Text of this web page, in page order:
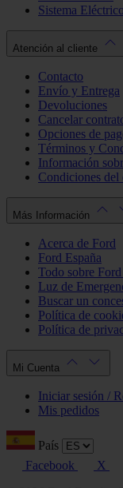
Sistema Eléctrico
Atención al cliente
Contacto
Envío y Entrega
Devoluciones
Cancelar
Opciones de
Términos y
Información
Condiciones del
Más Información
Acerca de Ford
Ford España
Todo sobre
Luz de
Buscar un
Política de
Política de
Mi Cuenta
Iniciar sesión /
Mis pedidos
País
Facebook
X